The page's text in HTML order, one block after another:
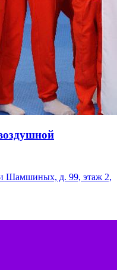
Шамшиных, д. 99, этаж 2,